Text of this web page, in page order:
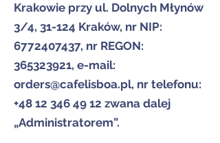
Krakowie przy ul. Dolnych Młynów
3/4, 31-124 Kraków, nr NIP:
6772407437, nr REGON:
365323921, e-mail:
orders@cafelisboa.pl, nr telefonu:
+48 12 346 49 12 zwana dalej
„Administratorem”.